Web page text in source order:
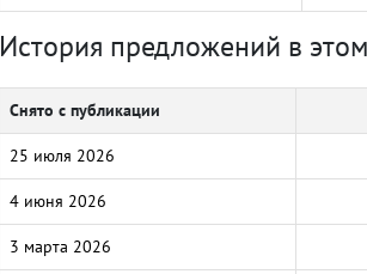
История предложений в
Снято с публикации
25 июля 2026
4 июня 2026
3 марта 2026